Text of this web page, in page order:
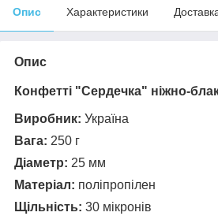
Опис Характеристики
Опис
Конфетті "Сердечка" ніжно-
Виробник: Україна
Вага: 250 г
Діаметр: 25 мм
Матеріал: поліпропілен
Щільність: 30 мікронів